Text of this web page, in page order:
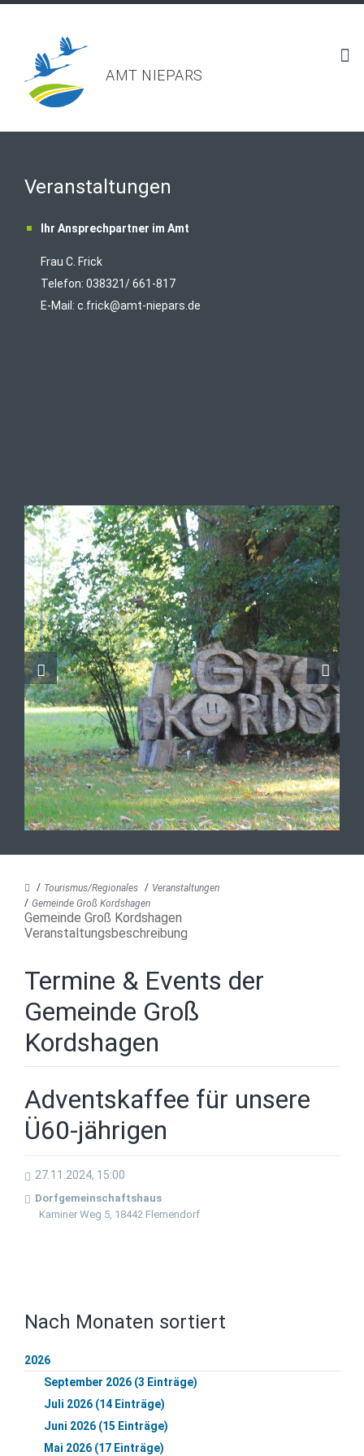
AMT NIEPARS
Veranstaltungen
Ihr Ansprechpartner im Amt
Frau C. Frick
Telefon: 038321/ 661-817
E-Mail: c.frick@amt-niepars.de
Tourismus/Regionales
Veranstaltungen
Gemeinde Groß Kordshagen
Gemeinde Groß Kordshagen
Veranstaltungsbeschreibung
Termine & Events der
Gemeinde Groß
Kordshagen
Adventskaffee für unsere
Ü60-jährigen
27.11.2024, 15:00
Dorfgemeinschaftshaus
Karniner Weg 5, 18442 Flemendorf
Nach Monaten sortiert
2026
September 2026 (3 Einträge)
Juli 2026 (14 Einträge)
Juni 2026 (15 Einträge)
Mai 2026 (17 Einträge)